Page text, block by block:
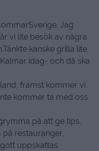
Jag
vi lite besök av några
kanske grilla lite,
idag- och då ska
främst kommer vi
kommer ta med oss
på att ge tips.
på restauranger,
uppskattas.